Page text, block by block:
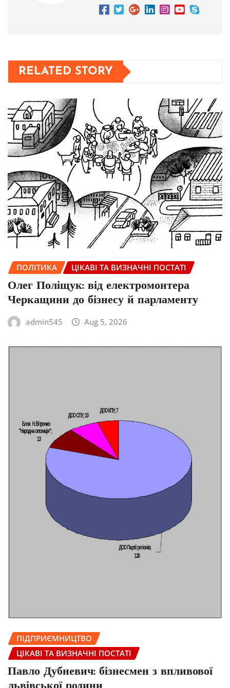
RELATED STORY
ПОЛІТИКА ЦІКАВІ ТА ВИЗНАЧНІ ПОСТАТІ
Олег Поліщук: від електромонтера
Черкащини до бізнесу й парламенту
admin545 Aug 5, 2026
ПІДПРИЄМНИЦТВО
ЦІКАВІ ТА ВИЗНАЧНІ ПОСТАТІ
Павло Дубневич: бізнесмен з впливової